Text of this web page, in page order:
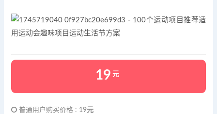
19 元
普通用户购买价格 : 19元